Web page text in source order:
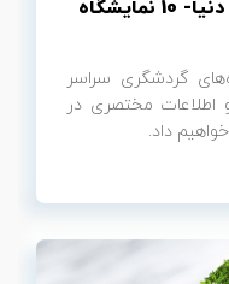
نمایشگاه‌های گردشگری سراسر دنیا- 10 نمایشگاه
گردشگری سراسر
اطلاعات مختصری در
داد.